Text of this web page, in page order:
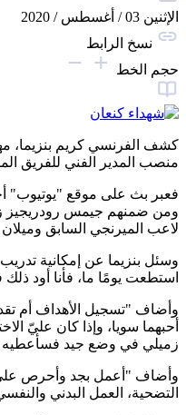
الإثنين 03 / أغسطس / 2020
نسخ الرابط
حجم الخط
كشف الفرنسي كريم بنزيما،
منصب المدير الفني للفريق
فعبر بث على موقع "يوتيوب"
ومن ضمنهم جيمس رودريجيز
لاعب الميرنجي السابق وميلان
وسئل بنزيما عن إمكانية تدريب
استطعت يومًا ما، فأنا أود ذلك
وأضاف "تسجيل الأهداف أم
أحبهما سويا، وإذا كان عليّ
زميلي في وضع جيد فسأعطيه
وأضاف "أعمل بجد وأحرص على
التضحية، العمل البدني